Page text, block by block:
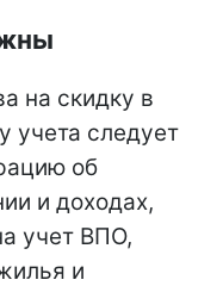
на скидку в
учета следует
об
и доходах,
учет ВПО,
и